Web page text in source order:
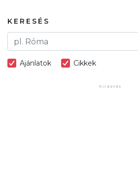
KERESÉS
Ajánlatok Cikkek